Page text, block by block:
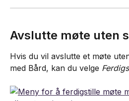
Avslutte møte uten
Hvis du vil avslutte et møte
med Bård, kan du velge